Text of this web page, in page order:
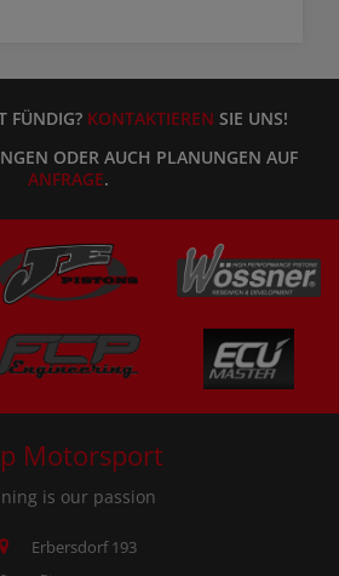
FÜNDIG? KONTAKTIEREN SIE UNS!
ODER AUCH PLANUNGEN AUF
ANFRAGE.
Motorsport
is our passion
Erbersdorf 193